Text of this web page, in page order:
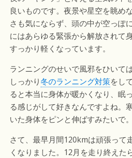
良いものです。夜景や星空を眺め
さも気にならず、頭の中が空っぽ
にはあらゆる緊張から解放されて
すっかり軽くなっています。
ランニングのせいで風邪をひいて
しっかり冬のランニング対策をし
ると本当に身体が暖かくなり、眠
る感じがして好きなんですよね。
いた身体をピンと伸ばすみたいで。
さて、最早月間120kmは頑張って
くなりました。12月を走り終えた